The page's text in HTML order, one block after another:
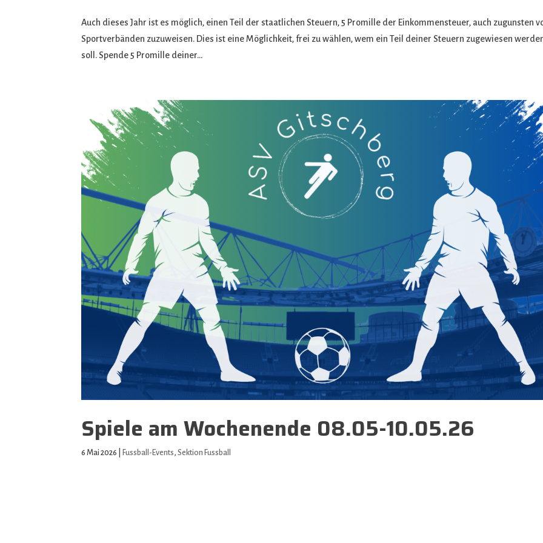
Auch dieses Jahr ist es möglich, einen Teil der staatlichen Steuern, 5 Promille der Einkommensteuer, auch zugunsten
Sportverbänden zuzuweisen. Dies ist eine Möglichkeit, frei zu wählen, wem ein Teil deiner Steuern zugewiesen
soll. Spende 5 Promille deiner...
Spiele am Wochenende 08.05-10.05.26
6 Mai 2026 Fussball-Events,Sektion Fussball